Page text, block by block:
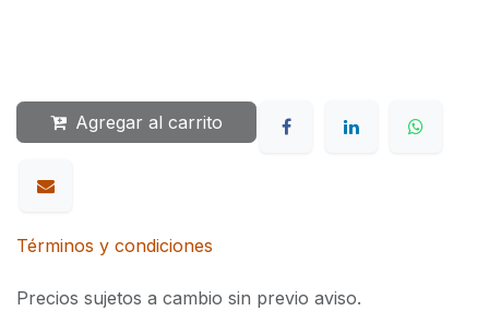
Agregar al carrito
Términos y condiciones
Precios sujetos a cambio sin previo aviso.